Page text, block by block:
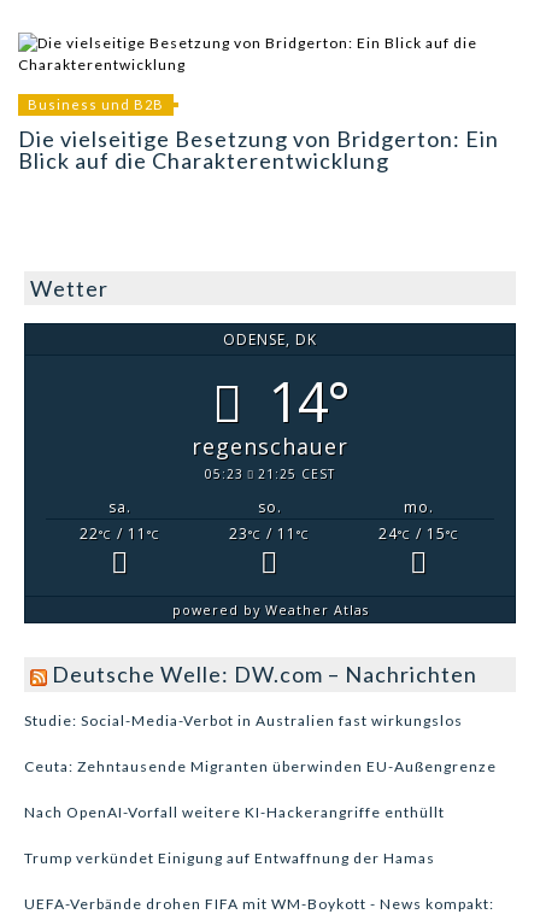
Business und B2B
Die vielseitige Besetzung von Bridgerton: Ein
Blick auf die Charakterentwicklung
Wetter
ODENSE, DK
14°
regenschauer
05:23 21:25 CEST
sa. so.
mo.
22°C / 11°C 23°C / 11°C 24°C / 15°C
powered by Weather Atlas
Deutsche Welle: DW.com – Nachrichten
Studie: Social-Media-Verbot in Australien fast wirkungslos
Ceuta: Zehntausende Migranten überwinden EU-Außengrenze
Nach OpenAI-Vorfall weitere KI-Hackerangriffe enthüllt
Trump verkündet Einigung auf Entwaffnung der Hamas
UEFA-Verbände drohen FIFA mit WM-Boykott - News kompakt: